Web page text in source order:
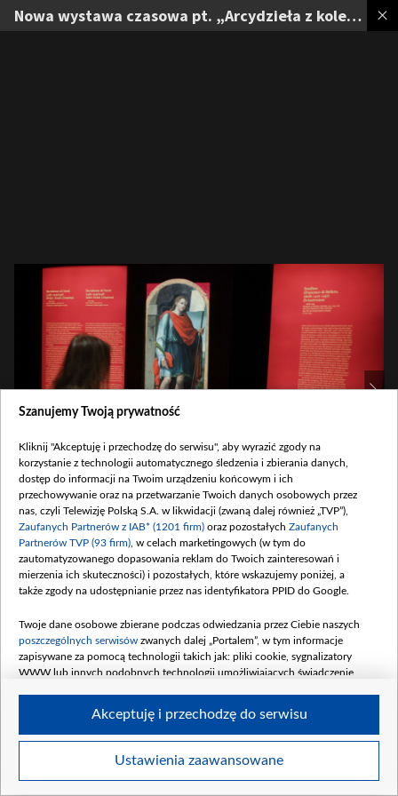
Nowa wystawa czasowa pt. „Arcydzieła z kolekcji Lanckorońskich. Odsłona druga” na Zamku Królewskim na Wawelu w Krakowie
Nowa wystawa czasowa pt. „Arcydzieła z kolekcji Lanckorońskich. Odsłona
druga” na Zamku Królewskim na Wawelu w Krakowie, fot. PAP/Łukasz Gągulski
1
Szczegóły
Szanujemy Twoją prywatność
Kliknij "Akceptuję i przechodzę do serwisu", aby wyrazić zgody na
korzystanie z technologii automatycznego śledzenia i zbierania danych,
dostęp do informacji na Twoim urządzeniu końcowym i ich
przechowywanie oraz na przetwarzanie Twoich danych osobowych przez
nas, czyli Telewizję Polską S.A. w likwidacji (zwaną dalej również „TVP”),
Zaufanych Partnerów z IAB* (1201 firm) oraz pozostałych Zaufanych
Partnerów TVP (93 firm) , w celach marketingowych (w tym do
zautomatyzowanego dopasowania reklam do Twoich zainteresowań i
mierzenia ich skuteczności) i pozostałych, które wskazujemy poniżej, a
także zgody na udostępnianie przez nas identyfikatora PPID do Google.
Twoje dane osobowe zbierane podczas odwiedzania przez Ciebie naszych
poszczególnych serwisów zwanych dalej „Portalem”, w tym informacje
zapisywane za pomocą technologii takich jak: pliki cookie, sygnalizatory
WWW lub innych podobnych technologii umożliwiających świadczenie
Twoje dane osobowe zbierane podczas odwiedzania przez Ciebie
Ustawienia zaawansowane
Akceptuję i przechodzę do serwisu